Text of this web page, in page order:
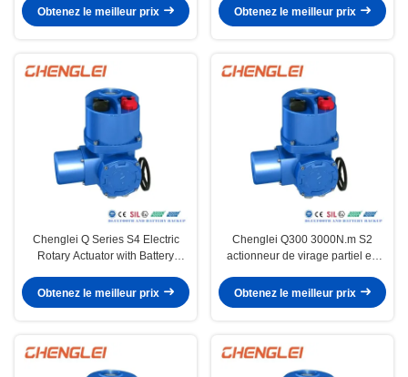
Obtenez le meilleur prix
Battery Backup
Obtenez le meilleur prix
Chenglei Q Series S4 Electric
Rotary Actuator with Battery
Connection for
Valve/Damper/HVAC Applications
Obtenez le meilleur prix
Chenglei Q300 3000N.m S2
actionneur de virage partiel en
Obtenez le meilleur prix